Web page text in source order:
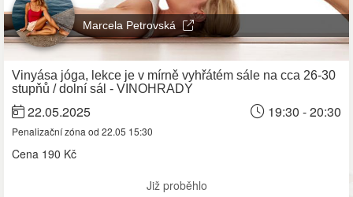
Marcela Petrovská
Vinyása jóga, lekce je v mírně vyhřátém sále na cca 26-30
stupňů / dolní sál - VINOHRADY
22.05.2025 19:30 - 20:30
Penalizační zóna od 22.05 15:30
Cena 190 Kč
Již proběhlo